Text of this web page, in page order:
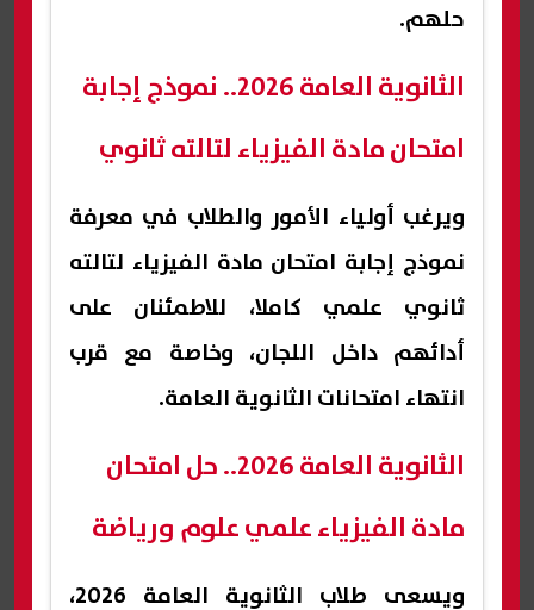
حلهم.
الثانوية العامة 2026.. نموذج إجابة
امتحان مادة الفيزياء لتالته ثانوي
ويرغب أولياء الأمور والطلاب في معرفة
نموذج إجابة امتحان مادة الفيزياء لتالته
ثانوي علمي كاملا، للاطمئنان على
أدائهم داخل اللجان، وخاصة مع قرب
انتهاء امتحانات الثانوية العامة.
الثانوية العامة 2026.. حل امتحان
مادة الفيزياء علمي علوم ورياضة
ويسعى طلاب الثانوية العامة 2026،